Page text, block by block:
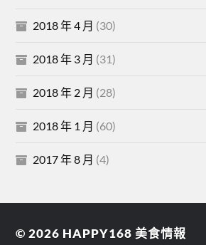
2018 年 4 月 (30)
2018 年 3 月 (31)
2018 年 2 月 (28)
2018 年 1 月 (60)
2017 年 8 月 (4)
© 2026 HAPPY168 美食情報